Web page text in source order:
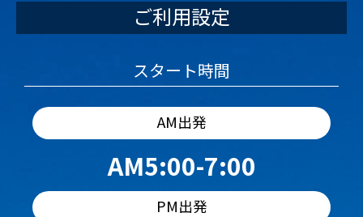
ご利用設定
スタート時間
AM出発
AM5:00-7:00
PM出発